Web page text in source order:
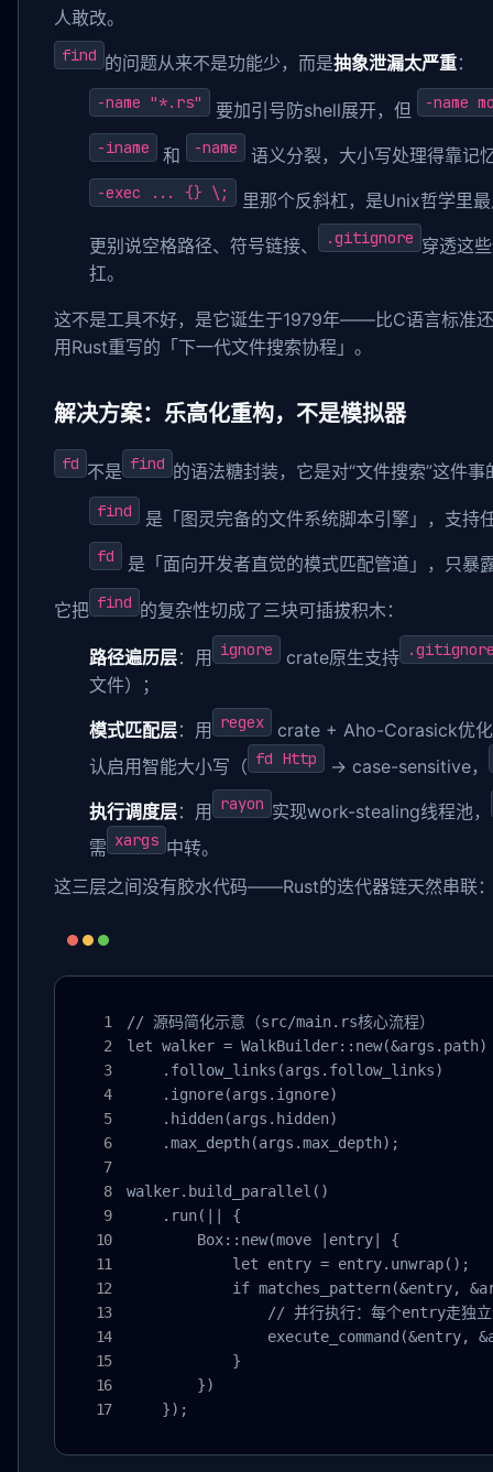
人敢改。
find 的问题从来不是功能少，而是抽象泄漏太严重：
-name "*.rs" 要加引号防shell展开，但 -name
-iname 和 -name 语义分裂，大小写处理得靠记
-exec ... {} \; 里那个反斜杠，是Unix哲学里
更别说空格路径、符号链接、 .gitignore 穿透这
扛。
这不是工具不好，是它诞生于1979年——比C语言标准
用Rust重写的「下一代文件搜索协程」。
解决方案：乐高化重构，不是模拟器
fd 不是 find 的语法糖封装，它是对“文件搜索”这件事
find 是「图灵完备的文件系统脚本引擎」，支持
fd 是「面向开发者直觉的模式匹配管道」，只暴
它把 find 的复杂性切成了三块可插拔积木：
路径遍历层：用 ignore crate原生支持
文件）；
模式匹配层：用 regex
crate + Aho-Corasick优
认启用智能大小写（ fd Http → case-sensitive，
执行调度层：用 rayon 实现work-stealing线程池，
需 xargs 中转。
这三层之间没有胶水代码——Rust的迭代器链天然串联
// 源码简化示意（src/main.rs核心流程）
let walker = WalkBuilder::new(&args.path)
    .follow_links(args.follow_links)
    .ignore(args.ignore)
    .hidden(args.hidden)
    .max_depth(args.max_depth);
walker.build_parallel()
    .run(|| {
        Box::new(move |entry| {
            let entry = entry.unwrap();
if matches_pattern(&entry,
// 并行执行：每个entry走独立
execute_command(&entry,
            }
        })
    });